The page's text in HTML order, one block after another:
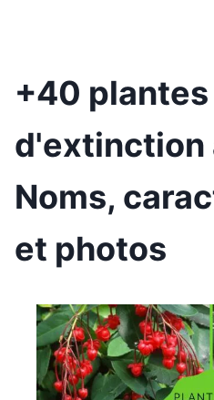
+40
d'extinction
Noms,
et photos